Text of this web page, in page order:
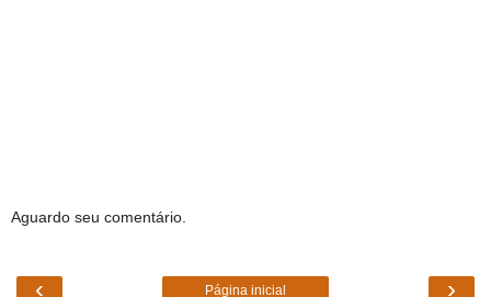
Aguardo seu comentário.
‹ ›
Página inicial